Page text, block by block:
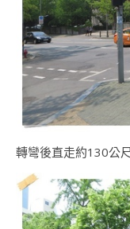
轉彎後直走約130公